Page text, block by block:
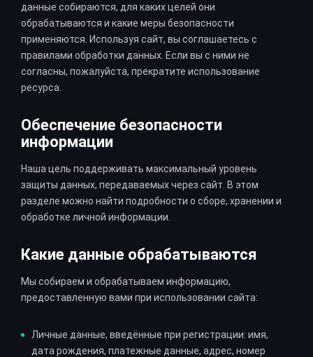
данные собираются, для каких целей они
обрабатываются и какие меры безопасности
применяются. Используя сайт, вы соглашаетесь с
правилами обработки данных. Если вы с ними не
согласны, пожалуйста, прекратите использование
ресурса.
Обеспечение безопасности
информации
Наша цель поддерживать максимальный уровень
защиты данных, передаваемых через сайт. В этом
разделе можно найти подробности о сборе, хранении и
обработке личной информации.
Какие данные обрабатываются
Мы собираем и обрабатываем информацию,
предоставленную вами при использовании сайта:
Личные данные, введённые при регистрации: имя,
дата рождения, платежные данные, адрес, номер